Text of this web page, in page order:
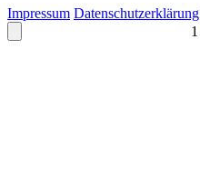
1
Impressum Datenschutzerklärung